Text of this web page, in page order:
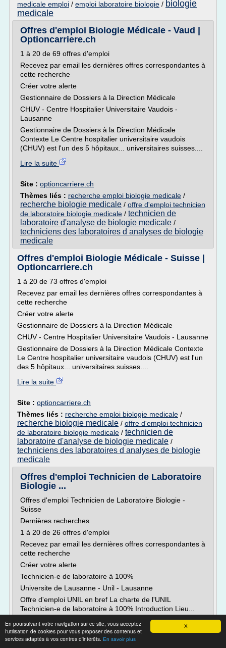
X
En poursuivant votre navigation sur ce site, vous acceptez
l'utilisation de cookies pour vous proposer des contenus et
services adaptés à vos centres d'intérêts. En savoir plus
medicale emploi / emploi laboratoire biologie / biologie
medicale
Offres d'emploi Biologie Médicale - Vaud |
Optioncarriere.ch
1 à 20 de 69 offres d'emploi
Recevez par email les dernières offres correspondantes à
cette recherche
Créer votre alerte
Gestionnaire de Dossiers à la Direction Médicale
CHUV - Centre Hospitalier Universitaire Vaudois -
Lausanne
Gestionnaire de Dossiers à la Direction Médicale
Contexte Le Centre hospitalier universitaire vaudois
(CHUV) est l'un des 5 hôpitaux... universitaires suisses....
Lire la suite
Site : optioncarriere.ch
Thèmes liés : recherche emploi biologie medicale /
recherche biologie medicale / offre d'emploi technicien
de laboratoire biologie medicale / technicien de
laboratoire d'analyse de biologie medicale /
techniciens des laboratoires d analyses de biologie
medicale
Offres d'emploi Biologie Médicale - Suisse |
Optioncarriere.ch
1 à 20 de 73 offres d'emploi
Recevez par email les dernières offres correspondantes à
cette recherche
Créer votre alerte
Gestionnaire de Dossiers à la Direction Médicale
CHUV - Centre Hospitalier Universitaire Vaudois - Lausanne
Gestionnaire de Dossiers à la Direction Médicale Contexte
Le Centre hospitalier universitaire vaudois (CHUV) est l'un
des 5 hôpitaux... universitaires suisses....
Lire la suite
Site : optioncarriere.ch
Thèmes liés : recherche emploi biologie medicale /
recherche biologie medicale / offre d'emploi technicien
de laboratoire biologie medicale / technicien de
laboratoire d'analyse de biologie medicale /
techniciens des laboratoires d analyses de biologie
medicale
Offres d'emploi Technicien de Laboratoire
Biologie ...
Offres d'emploi Technicien de Laboratoire Biologie -
Suisse
Dernières recherches
1 à 20 de 26 offres d'emploi
Recevez par email les dernières offres correspondantes à
cette recherche
Créer votre alerte
Technicien-e de laboratoire à 100%
Universite de Lausanne - Unil - Lausanne
Offre d'emploi UNIL en bref La charte de l'UNIL
Technicien-e de laboratoire à 100% Introduction Lieu...
Lire la suite
Site :